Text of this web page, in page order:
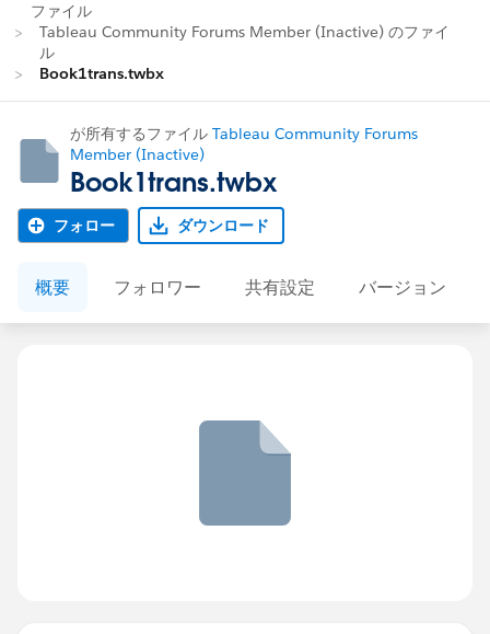
ファイル
Tableau Community Forums Member (Inactive) のファイ
ル
Book1trans.twbx
が所有するファイル Tableau Community Forums
Member (Inactive)
Book1trans.twbx
フォロー ダウンロード
概要 フォロワー 共有設定 バージョン